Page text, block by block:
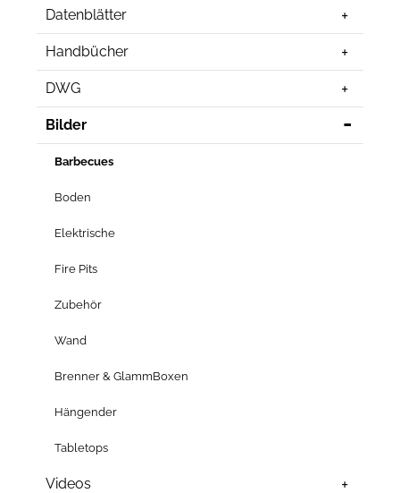
Datenblätter
Handbücher
DWG
Bilder
Barbecues
Boden
Elektrische
Fire Pits
Zubehör
Wand
Brenner & GlammBoxen
Hängender
Tabletops
Videos